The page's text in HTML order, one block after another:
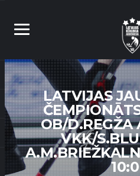
LATVIJAS
OB/D.REGŽA
VKK/